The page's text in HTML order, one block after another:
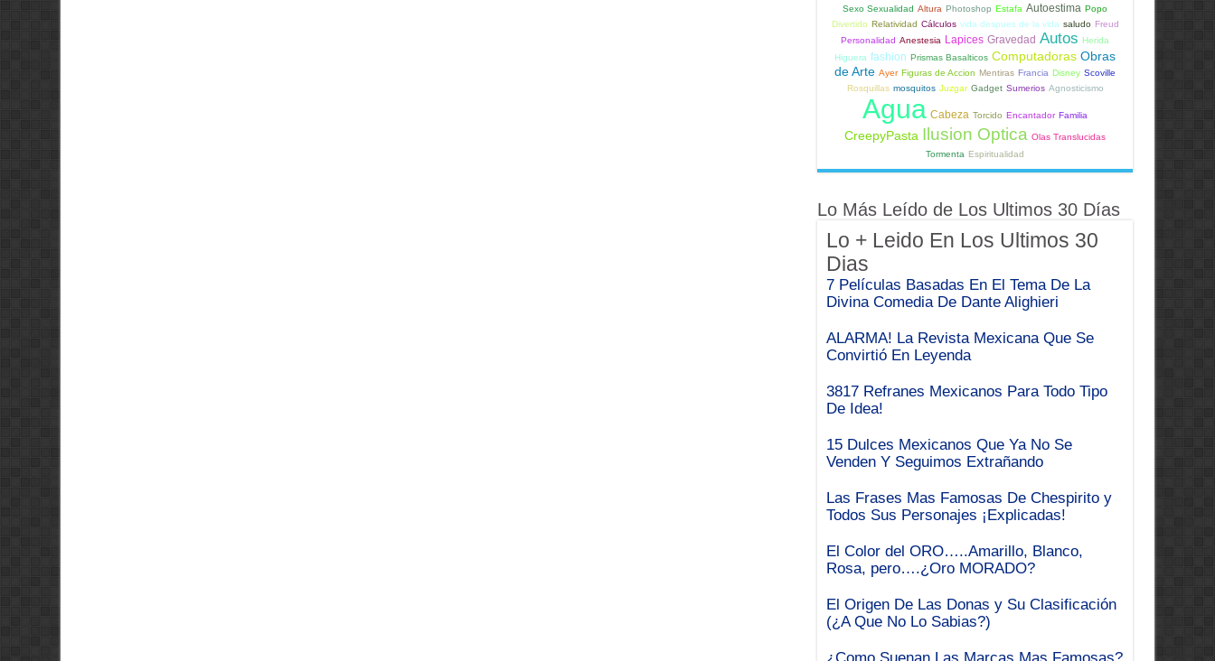
Sexo Sexualidad Altura Photoshop Estafa Autoestima Popo
Divertido Relatividad Cálculos vida despues de la vida saludo Freud
Personalidad Anestesia Lapices Gravedad Autos Herida
Higuera fashion Prismas Basalticos Computadoras Obras
de Arte Ayer Figuras de Accion Mentiras Francia Disney Scoville
Rosquillas mosquitos Juzgar Gadget Sumerios Agnosticismo
Agua Cabeza Torcido Encantador Familia
CreepyPasta Ilusion Optica Olas Translucidas
Tormenta Espiritualidad
Lo Más Leído de Los Ultimos 30 Días
Lo + Leido En Los Ultimos 30
Dias
7 Películas Basadas En El Tema De La
Divina Comedia De Dante Alighieri
ALARMA! La Revista Mexicana Que Se
Convirtió En Leyenda
3817 Refranes Mexicanos Para Todo Tipo
De Idea!
15 Dulces Mexicanos Que Ya No Se
Venden Y Seguimos Extrañando
Las Frases Mas Famosas De Chespirito y
Todos Sus Personajes ¡Explicadas!
El Color del ORO…..Amarillo, Blanco,
Rosa, pero….¿Oro MORADO?
El Origen De Las Donas y Su Clasificación
(¿A Que No Lo Sabias?)
¿Como Suenan Las Marcas Mas Famosas?